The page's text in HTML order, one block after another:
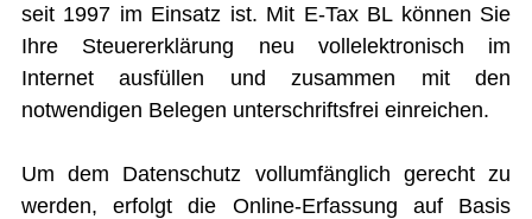
seit 1997 im Einsatz ist. Mit E-Tax BL können Sie
Ihre Steuererklärung neu vollelektronisch im
Internet ausfüllen und zusammen mit den
notwendigen Belegen unterschriftsfrei einreichen.
Um dem Datenschutz vollumfänglich gerecht zu
werden, erfolgt die Online-Erfassung auf Basis